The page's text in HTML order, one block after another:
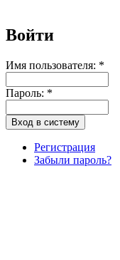
Войти
Имя пользователя: *
Пароль: *
Регистрация
Забыли пароль?